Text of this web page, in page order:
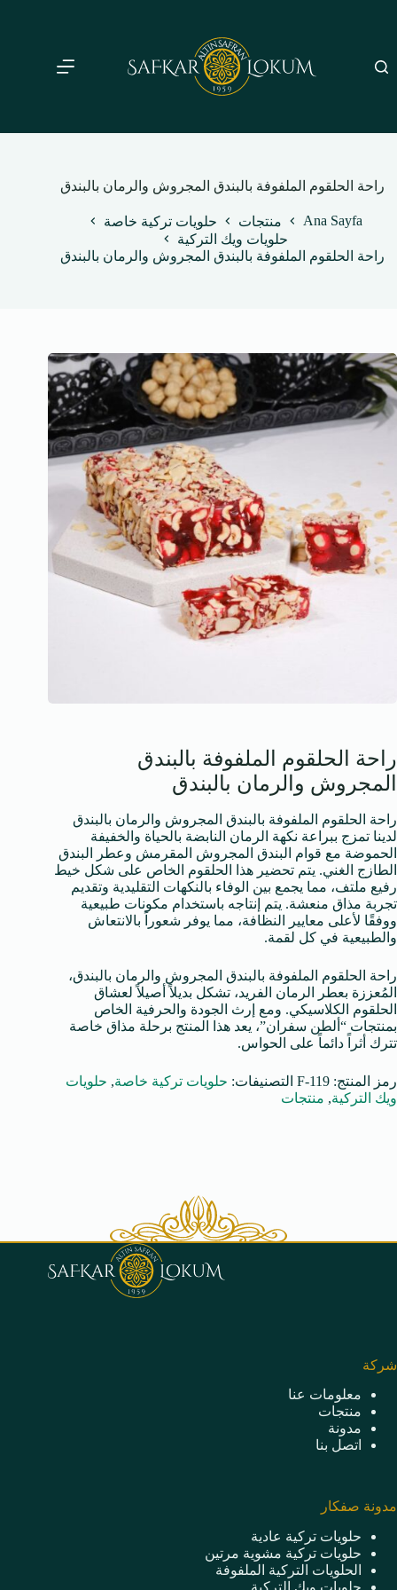
راحة الحلقوم الملفوفة بالبندق المجروش والرمان بالبندق
Ana Sayfa منتجات
حلويات تركية خاصة
حلويات ويك التركية
راحة الحلقوم الملفوفة بالبندق المجروش والرمان بالبندق
راحة الحلقوم الملفوفة بالبندق
المجروش والرمان بالبندق
راحة الحلقوم الملفوفة بالبندق المجروش والرمان بالبندق
لدينا تمزج ببراعة نكهة الرمان النابضة بالحياة والخفيفة
الحموضة مع قوام البندق المجروش المقرمش وعطر البندق
الطازج الغني. يتم تحضير هذا الحلقوم الخاص على شكل خيط
رفيع ملتف، مما يجمع بين الوفاء بالنكهات التقليدية وتقديم
تجربة مذاق منعشة. يتم إنتاجه باستخدام مكونات طبيعية
ووفقًا لأعلى معايير النظافة، مما يوفر شعوراً بالانتعاش
والطبيعية في كل لقمة.
راحة الحلقوم الملفوفة بالبندق المجروش والرمان بالبندق،
المُعززة بعطر الرمان الفريد، تشكل بديلاً أصيلاً لعشاق
الحلقوم الكلاسيكي. ومع إرث الجودة والحرفية الخاص
بمنتجات “ألطن سفران”، يعد هذا المنتج برحلة مذاق خاصة
تترك أثراً دائماً على الحواس.
رمز المنتج: F-119 التصنيفات: حلويات تركية خاصة, حلويات
ويك التركية, منتجات
شركة
معلومات عنا
منتجات
مدونة
اتصل بنا
مدونة صفكار
حلويات تركية عادية
حلويات تركية مشوية مرتين
الحلويات التركية الملفوفة